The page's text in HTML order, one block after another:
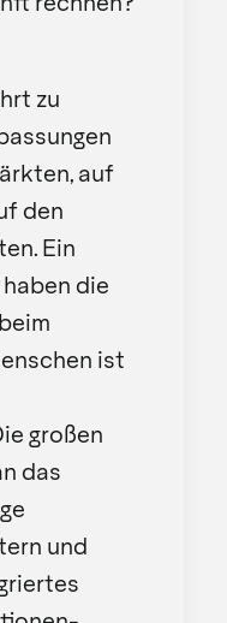
zu
auf
den
Ein
die
ist
großen
das
und